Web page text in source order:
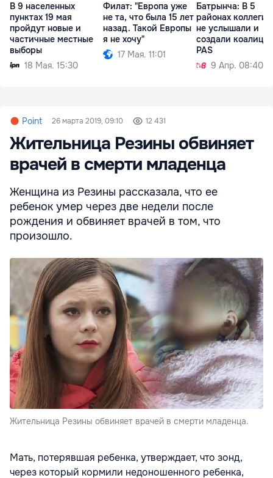
В 9 населенных
пунктах 19 мая
пройдут новые и
частичные местные
выборы
18 Мая. 15:30
Филат: "Европа уже
не та, что была 15 лет
назад. Такой Европы
я не хочу"
17 Мая. 11:01
Батрынча: В 5
районах коллеги
не услышали и
создали
PAS
9 Апр. 08:40
Point 26 марта 2019, 09:10 12 431
Жительница Резины обвиняет
врачей в смерти младенца
Женщина из Резины рассказала, что ее
ребенок умер через две недели после
рождения и обвиняет врачей в том, что
произошло.
Жительница Резины обвиняет врачей в смерти младенца.
Мать, потерявшая ребенка, утверждает, что зонд,
через который кормили недоношенного ребенка,